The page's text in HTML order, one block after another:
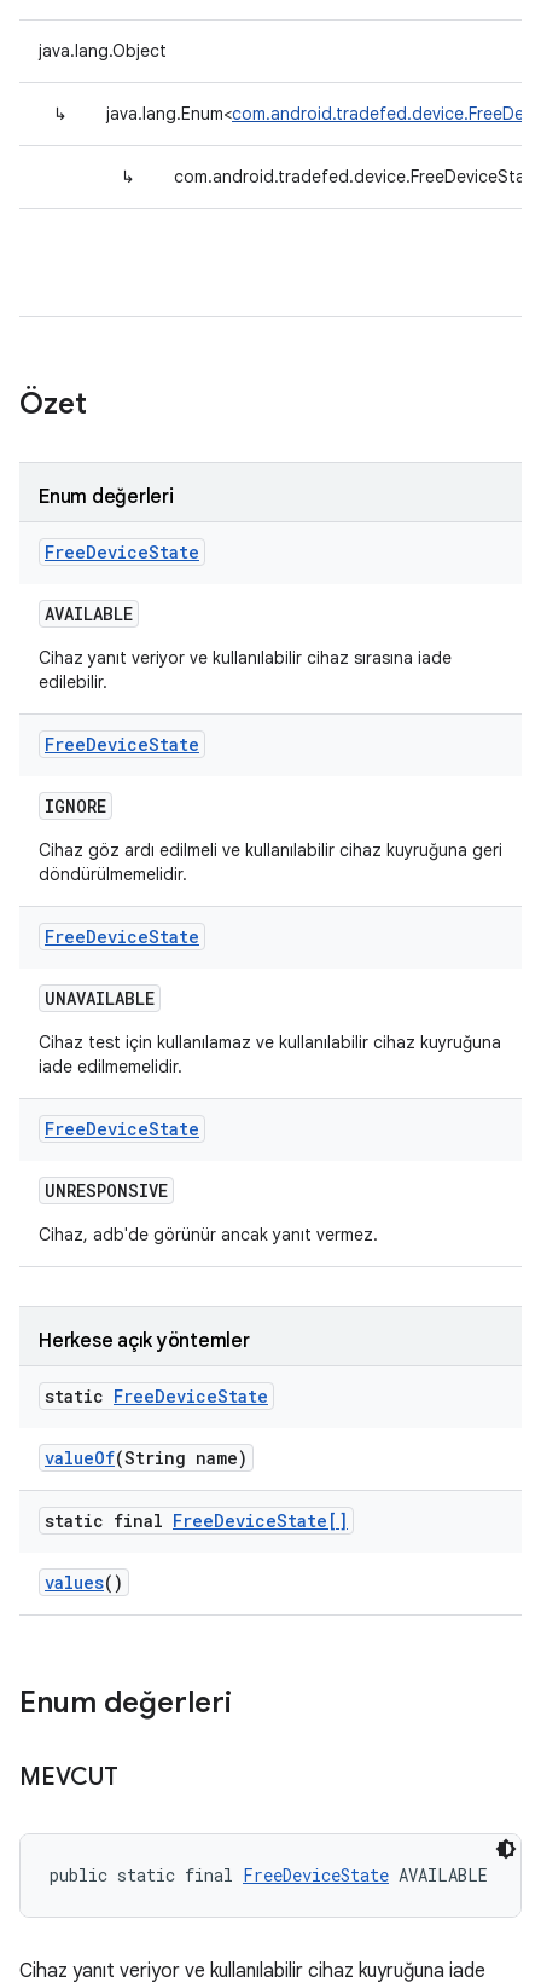
java.lang.Object
↳ java.lang.Enum<
↳ com.android.tradefed.device.FreeDeviceState
Özet
Enum değerleri
FreeDeviceState
AVAILABLE
Cihaz yanıt veriyor ve kullanılabilir cihaz sırasına iade
edilebilir.
FreeDeviceState
IGNORE
Cihaz göz ardı edilmeli ve kullanılabilir cihaz kuyruğuna geri
döndürülmemelidir.
FreeDeviceState
UNAVAILABLE
Cihaz test için kullanılamaz ve kullanılabilir cihaz kuyruğuna
iade edilmemelidir.
FreeDeviceState
UNRESPONSIVE
Cihaz, adb'de görünür ancak yanıt vermez.
Herkese açık yöntemler
static FreeDeviceState
valueOf(String name)
static final FreeDeviceState[]
values()
Enum değerleri
MEVCUT
public static final FreeDeviceState AVAILABLE
Cihaz yanıt veriyor ve kullanılabilir cihaz kuyruğuna iade